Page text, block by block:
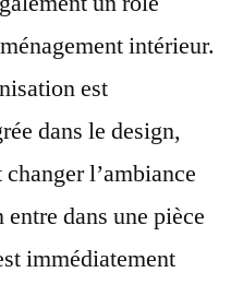
intérieur.
est
dans le design,
l’ambiance
entre dans une pièce
immédiatement